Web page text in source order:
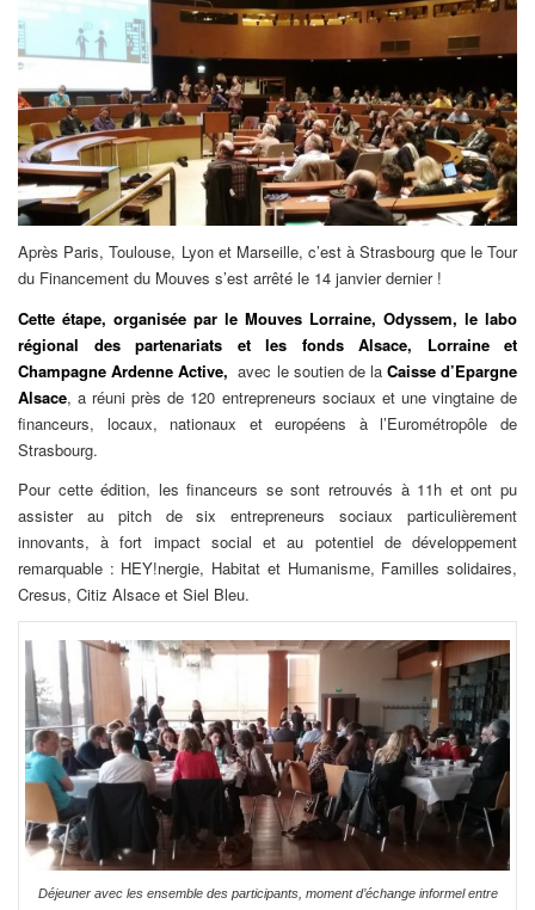
Après Paris, Toulouse, Lyon et Marseille, c’est à Strasbourg que le Tour
du Financement du Mouves s’est arrêté le 14 janvier dernier !
Cette étape, organisée par le Mouves Lorraine, Odyssem, le labo
régional des partenariats et les fonds Alsace, Lorraine et
Champagne Ardenne Active, avec le soutien de la Caisse d’Epargne
Alsace, a réuni près de 120 entrepreneurs sociaux et une vingtaine de
financeurs, locaux, nationaux et européens à l’Eurométropôle de
Strasbourg.
Pour cette édition, les financeurs se sont retrouvés à 11h et ont pu
assister au pitch de six entrepreneurs sociaux particulièrement
innovants, à fort impact social et au potentiel de développement
remarquable : HEY!nergie, Habitat et Humanisme, Familles solidaires,
Cresus, Citiz Alsace et Siel Bleu.
Déjeuner avec les ensemble des participants, moment d’échange informel entre